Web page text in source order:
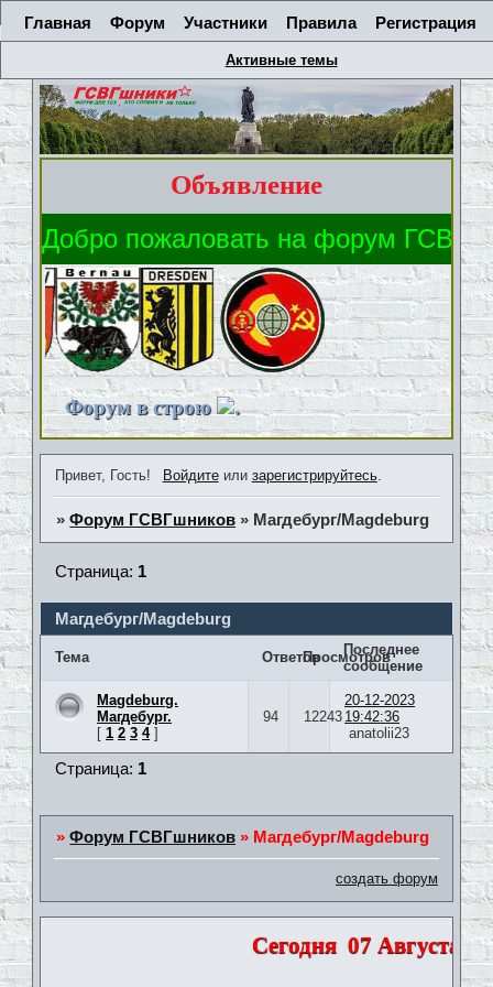
Главная Форум Участники Правила Регистрация
Активные темы
Объявление
Форум в строю .
Привет, Гость! Войдитеили зарегистрируйтесь.
»Форум ГСВГшников » Магдебург/Magdeburg
Магдебург/Magdeburg
Страница: 1
Тема ОтветовПросмотров
Последнее
сообщение
Magdeburg.
Магдебург.
[ 1 2 3 4 ]
94 12243
20-12-2023
19:42:36
anatolii23
Страница: 1
»Форум ГСВГшников » Магдебург/Magdeburg
создать форум
Сегодня 07 Августа